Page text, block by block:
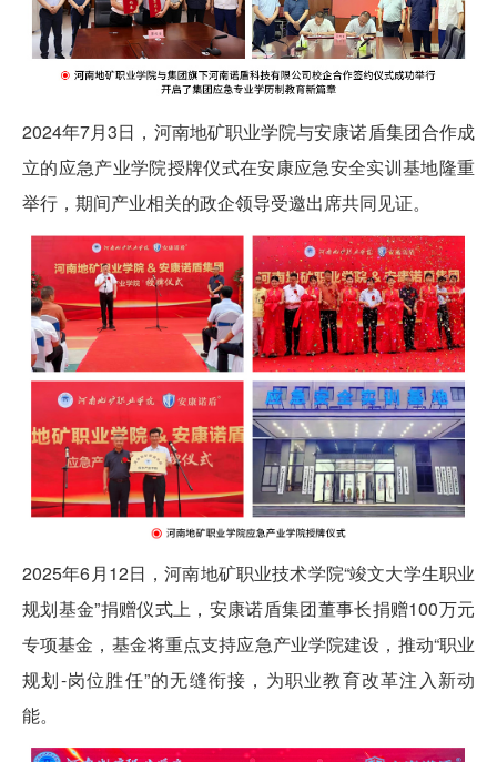
2024年7月3日，河南地矿职业学院与安康诺盾集团合作成
立的应急产业学院授牌仪式在安康应急安全实训基地隆重
举行，期间产业相关的政企领导受邀出席共同见证。
2025年6月12日，河南地矿职业技术学院“竣文大学生职业
规划基金”捐赠仪式上，安康诺盾集团董事长捐赠100万元
专项基金，基金将重点支持应急产业学院建设，推动“职业
规划-岗位胜任”的无缝衔接，为职业教育改革注入新动
能。